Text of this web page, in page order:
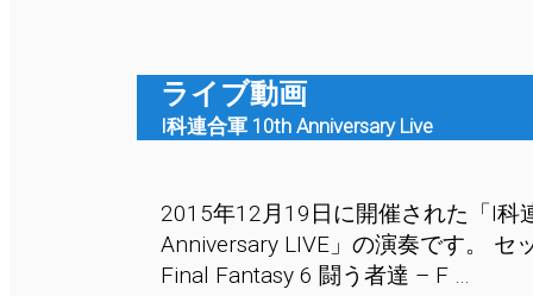
ライブ動画
I科連合軍 10th Anniversary Live
2015年12月19日に開催された「I科
Anniversary LIVE」の演奏です。 セ
Final Fantasy 6 闘う者達 – F …